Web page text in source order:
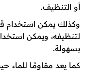
أو التنظيف.
وكذلك يمكن استخدام
لتنظيفه، ويمكن
بسهولة.